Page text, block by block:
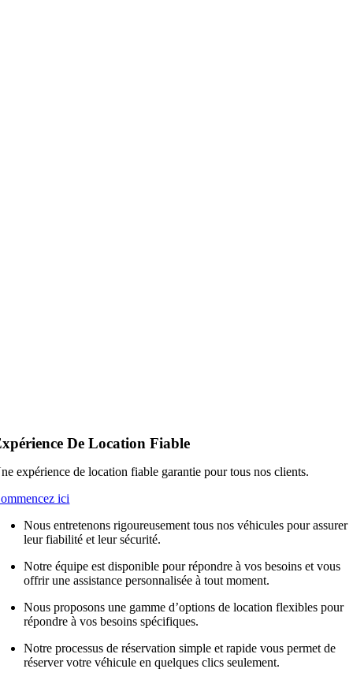
De Location Fiable
expérience de location fiable garantie pour tous nos clients.
ici
Nous entretenons rigoureusement tous nos véhicules pour assurer
leur fiabilité et leur sécurité.
Notre équipe est disponible pour répondre à vos besoins et vous
offrir une assistance personnalisée à tout moment.
Nous proposons une gamme d’options de location flexibles pour
répondre à vos besoins spécifiques.
Notre processus de réservation simple et rapide vous permet de
réserver votre véhicule en quelques clics seulement.